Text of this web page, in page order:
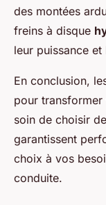
des montées
freins à disque
leur puissance
En conclusion,
pour transformer
soin de choisir
garantissent
choix à vos
conduite.